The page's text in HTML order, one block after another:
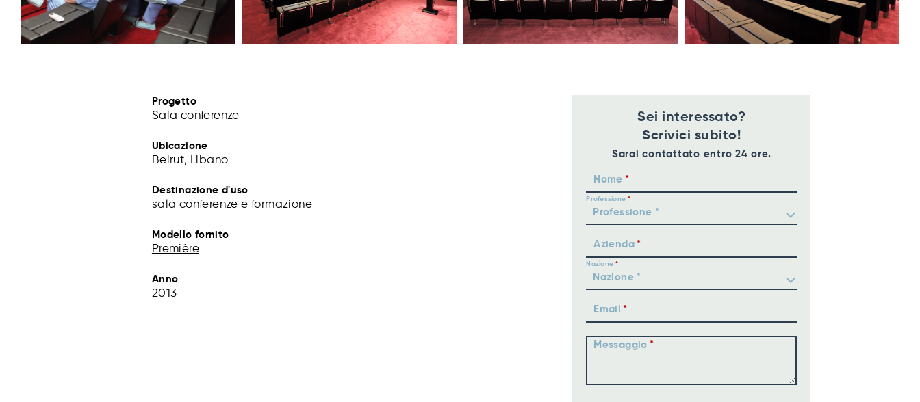
Progetto
Sala conferenze
Ubicazione
Beirut, Libano
Destinazione d'uso
sala conferenze e formazione
Modello fornito
Première
Anno
2013
Sei interessato?
Scrivici subito!
Sarai contattato entro 24 ore.
Nome
Professione
Azienda
Nazione
Email
Messaggio